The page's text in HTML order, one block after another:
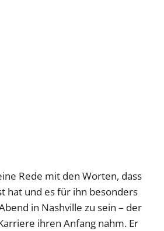
Rede mit den Worten, dass
hat und es für ihn besonders
in Nashville zu sein – der
ihren Anfang nahm. Er